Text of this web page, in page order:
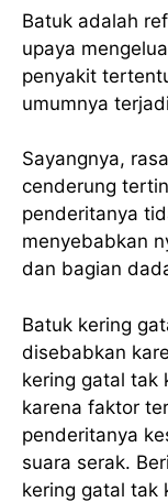
Batuk adalah
upaya
penyakit
umumnya
Sayangnya,
cenderung
penderitanya
menyebabkan
dan bagian
Batuk kering
disebabkan
kering gatal tak
karena faktor
penderitanya
suara serak.
kering gatal tak